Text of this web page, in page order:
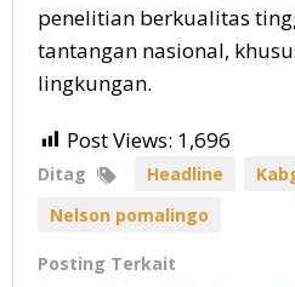
penelitian berkualitas
tantangan nasional,
lingkungan.
Post Views: 1,696
Ditag Headline
Nelson pomalingo
Posting Terkait